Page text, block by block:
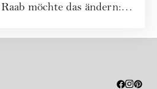
möchte das ändern: